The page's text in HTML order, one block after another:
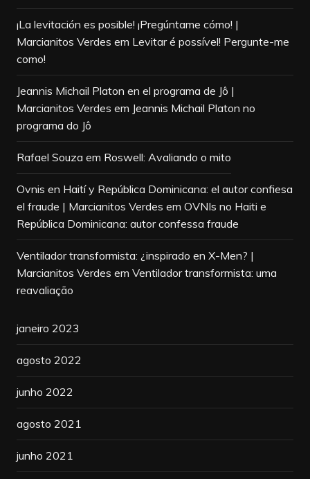
¡La levitación es posible! ¡Pregúntame cómo! |
Marcianitos Verdes em Levitar é possível! Pergunte-me
como!
Jeannis Michail Platon en el programa de Jô |
Marcianitos Verdes em Jeannis Michail Platon no
programa do Jô
Rafael Souza em Roswell: Avaliando o mito
Ovnis en Haití y República Dominicana: el autor confiesa
el fraude | Marcianitos Verdes em OVNIs no Haiti e
República Dominicana: autor confessa fraude
Ventilador transformista: ¿inspirado en X-Men? |
Marcianitos Verdes em Ventilador transformista: uma
reavaliação
janeiro 2023
agosto 2022
junho 2022
agosto 2021
junho 2021